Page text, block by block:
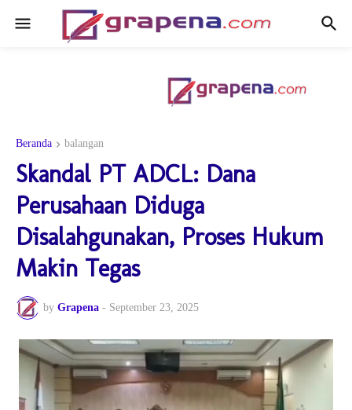
Beranda balangan
Skandal PT ADCL: Dana
Perusahaan Diduga
Disalahgunakan, Proses Hukum
Makin Tegas
by Grapena - September 23, 2025